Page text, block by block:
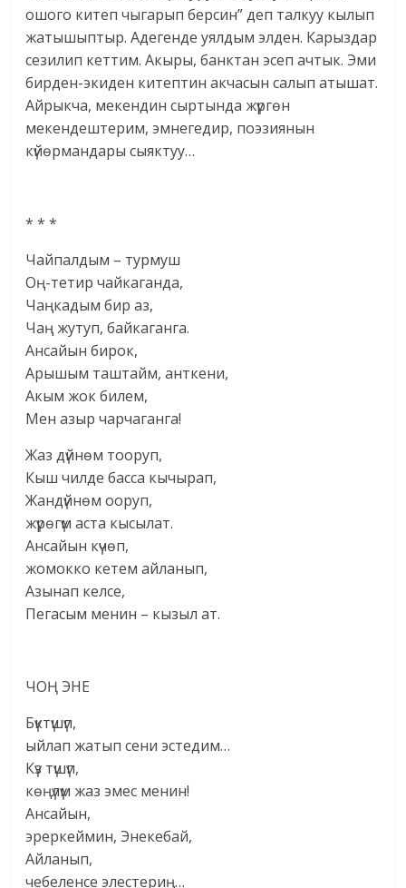
ошого китеп чыгарып берсин” деп талкуу кылып
жатышыптыр. Адегенде уялдым элден. Карыздар
сезилип кеттим. Акыры, банктан эсеп ачтык. Эми
бирден-экиден китептин акчасын салып атышат.
Айрыкча, мекендин сыртында жүргөн
мекендештерим, эмнегедир, поэзиянын
күйөрмандары сыяктуу…
* * *
Чайпалдым – турмуш
Оң-тетир чайкаганда,
Чаңкадым бир аз,
Чаң жутуп, байкаганга.
Ансайын бирок,
Арышым таштайм, анткени,
Акым жок билем,
Мен азыр чарчаганга!
Жаз дүйнөм тооруп,
Кыш чилде басса кычырап,
Жандүйнөм ооруп,
жүрөгүм аста кысылат.
Ансайын күчөп,
жомокко кетем айланып,
Азынап келсе,
Пегасым менин – кызыл ат.
ЧОҢ ЭНЕ
Бүктүшүп,
ыйлап жатып сени эстедим…
Күз түшүп,
көңүлүм жаз эмес менин!
Ансайын,
эреркеймин, Энекебай,
Айланып,
чебеленсе элестериң…